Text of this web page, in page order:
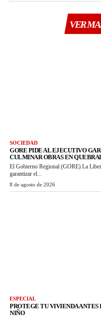
VER
SOCIEDAD
GORE PIDE AL EJECUTIVO
CULMINAR OBRAS EN
El Gobierno Regional (GORE) La
garantizar el...
8 de agosto de 2026
ESPECIAL
PROTEGE TU VIVIENDA
NIÑO